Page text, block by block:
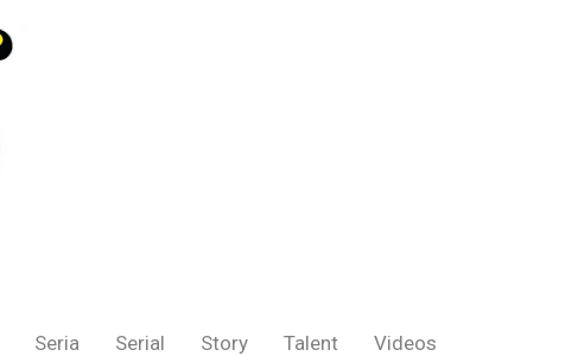
Seria Serial Story Talent Videos